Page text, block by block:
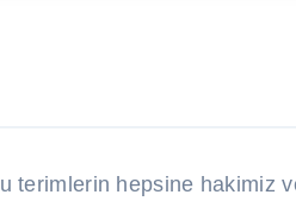
terimlerin hepsine hakimiz